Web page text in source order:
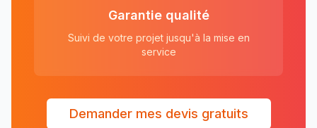
Garantie qualité
Suivi de votre projet jusqu'à la mise en
service
Demander mes devis gratuits